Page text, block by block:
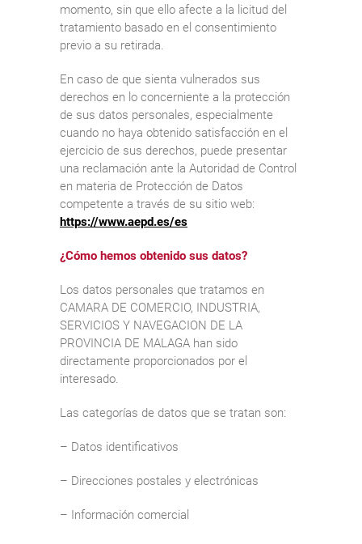
momento, sin que ello afecte a la licitud del
tratamiento basado en el consentimiento
previo a su retirada.
En caso de que sienta vulnerados sus
derechos en lo concerniente a la protección
de sus datos personales, especialmente
cuando no haya obtenido satisfacción en el
ejercicio de sus derechos, puede presentar
una reclamación ante la Autoridad de Control
en materia de Protección de Datos
competente a través de su sitio web:
https://www.aepd.es/es
¿Cómo hemos obtenido sus datos?
Los datos personales que tratamos en
CAMARA DE COMERCIO, INDUSTRIA,
SERVICIOS Y NAVEGACION DE LA
PROVINCIA DE MALAGA han sido
directamente proporcionados por el
interesado.
Las categorías de datos que se tratan son:
– Datos identificativos
– Direcciones postales y electrónicas
– Información comercial